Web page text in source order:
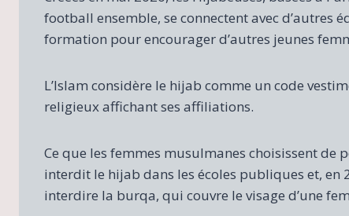
football ensemble, se connectent avec d’autres
formation pour encourager d’autres jeunes
L’Islam considère le hijab comme un code
religieux affichant ses affiliations.
Ce que les femmes musulmanes choisissent de
interdit le hijab dans les écoles publiques et, en
interdire la burqa, qui couvre le visage d’une